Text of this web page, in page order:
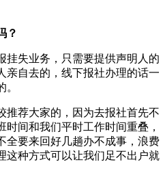
？
挂失业务，只需要提供声明人的
亲自去的，线下报社办理的话一
推荐大家的，因为去报社首先不
间和我们平时工作时间重叠，
全要来回好几趟办不成事，浪费
这种方式可以让我们足不出户就